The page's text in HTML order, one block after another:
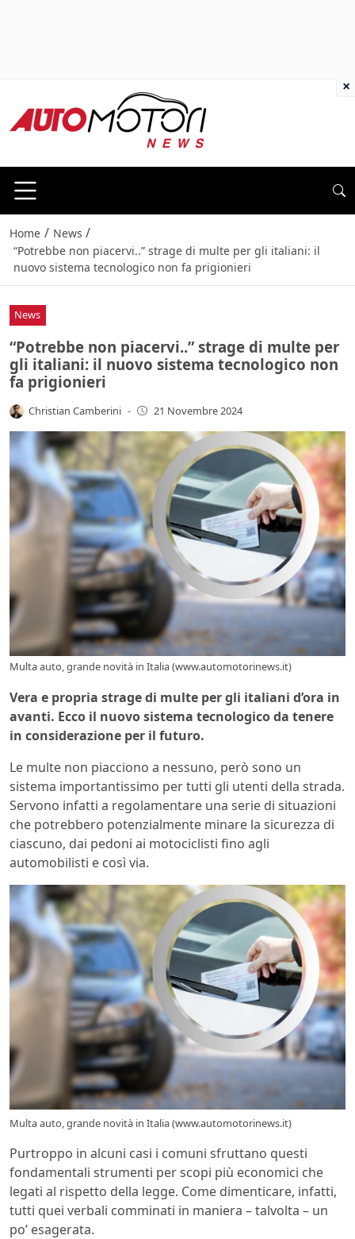
Home / News /
“Potrebbe non piacervi..” strage di multe per gli italiani: il
nuovo sistema tecnologico non fa prigionieri
News
“Potrebbe non piacervi..” strage di multe per
gli italiani: il nuovo sistema tecnologico non
fa prigionieri
Christian Camberini - 21 Novembre 2024
Multa auto, grande novità in Italia (www.automotorinews.it)
Vera e propria strage di multe per gli italiani d’ora in
avanti. Ecco il nuovo sistema tecnologico da tenere
in considerazione per il futuro.
Le multe non piacciono a nessuno, però sono un
sistema importantissimo per tutti gli utenti della strada.
Servono infatti a regolamentare una serie di situazioni
che potrebbero potenzialmente minare la sicurezza di
ciascuno, dai pedoni ai motociclisti fino agli
automobilisti e così via.
Multa auto, grande novità in Italia (www.automotorinews.it)
Purtroppo in alcuni casi i comuni sfruttano questi
fondamentali strumenti per scopi più economici che
legati al rispetto della legge. Come dimenticare, infatti,
tutti quei verbali comminati in maniera – talvolta – un
po’ esagerata.
×